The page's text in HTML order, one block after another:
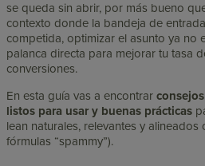
se queda sin abrir, por más bueno
contexto donde la bandeja de
competida, optimizar el asunto ya no
palanca directa para mejorar tu tasa
conversiones.
En esta guía vas a encontrar
listos para usar y buenas prácticas
lean naturales, relevantes y alineados
fórmulas “spammy”).